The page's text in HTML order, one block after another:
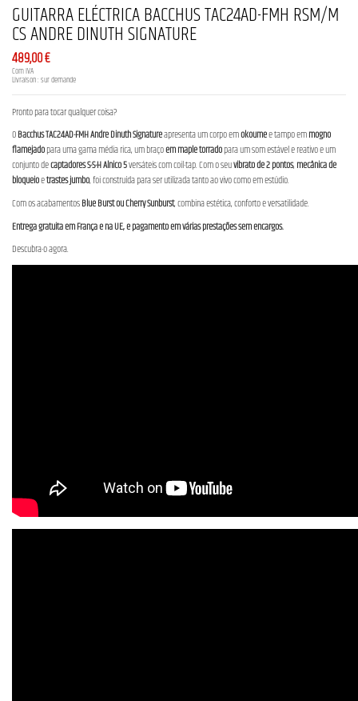
GUITARRA ELÉCTRICA BACCHUS TAC24AD-FMH RSM/M
CS ANDRE DINUTH SIGNATURE
489,00 €
Com IVA
Livraison : sur demande
Pronto para tocar qualquer coisa?
OBacchus TAC24AD-FMH Andre Dinuth Signatureapresenta um corpo emokoumee tampo emmogno
flamejadopara uma gama média rica, um braçoem maple torradopara um som estável e reativo e um
conjunto decaptadores S-S-H Alnico 5versáteis com coil-tap. Com o seuvibrato de 2 pontos, mecânica de
bloqueioetrastes jumbo, foi construída para ser utilizada tanto ao vivo como em estúdio.
Com os acabamentosBlue Burst ou Cherry Sunburst, combina estética, conforto e versatilidade.
Entrega gratuita em França e na UE, e pagamento em várias prestações sem encargos.
Descubra-o agora.